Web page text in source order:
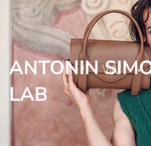
ANTONIN
LAB